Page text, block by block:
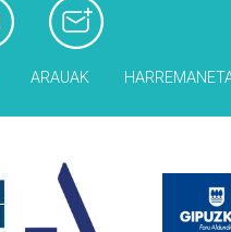
ARAUAK